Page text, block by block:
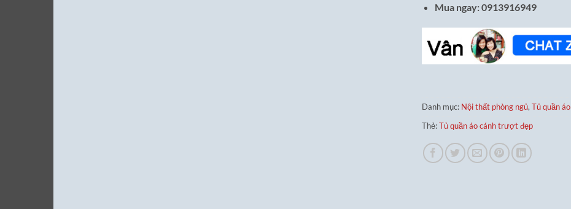
Mua ngay: 0913916949
Danh mục: Nội thất phòng ngủ, Tủ quần áo
Thẻ:Tủ quần áo cánh trượt đẹp